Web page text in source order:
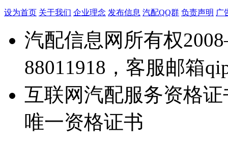
设为首页 关于我们 企业理念 发布信息 汽配QQ群 负责声明 广
汽配信息网所有权
88011918，客服邮箱
互联网汽配服务资格
唯一资格证书